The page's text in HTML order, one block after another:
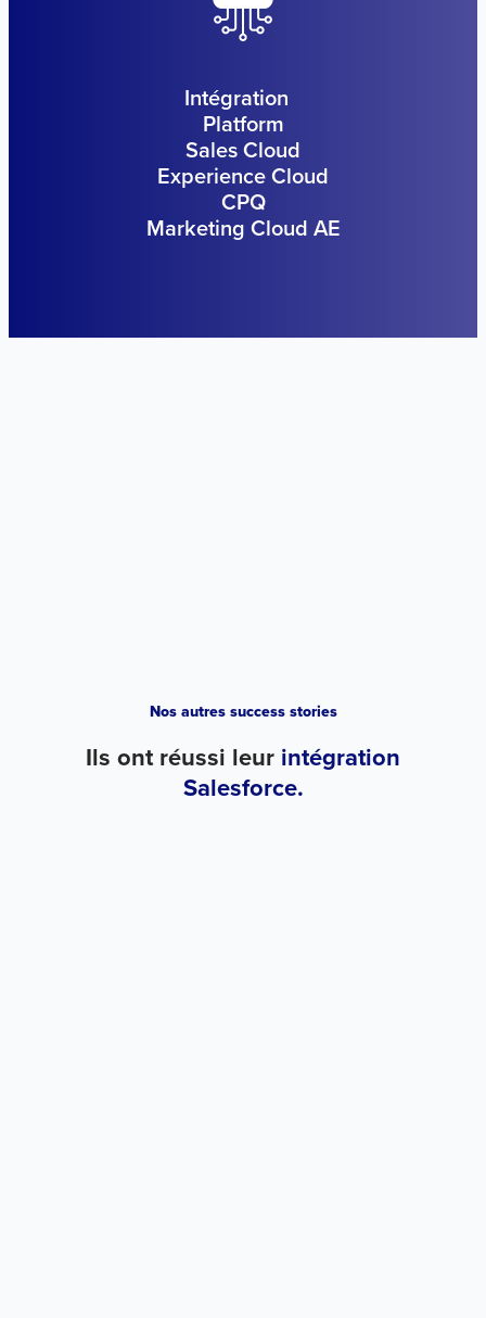
Intégration
Platform
Sales Cloud
Experience Cloud
CPQ
Marketing Cloud AE
Nos autres success stories
Ils ont réussi leur intégration
Salesforce.